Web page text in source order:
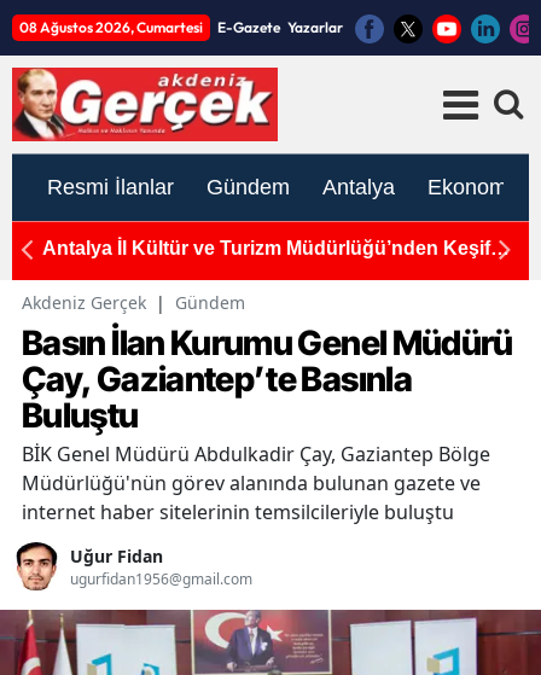
08 Ağustos 2026, Cumartesi E-Gazete Yazarlar
Resmi İlanlar Gündem Antalya Ekonomi
Antalya İl Kültür ve Turizm Müdürlüğü’nden Keşif
Derinliklerinde Saklı"
Akdeniz Gerçek | Gündem
Basın İlan Kurumu Genel Müdürü
Çay, Gaziantep’te Basınla
Buluştu
BİK Genel Müdürü Abdulkadir Çay, Gaziantep Bölge
Müdürlüğü'nün görev alanında bulunan gazete ve
internet haber sitelerinin temsilcileriyle buluştu
Uğur Fidan
ugurfidan1956@gmail.com